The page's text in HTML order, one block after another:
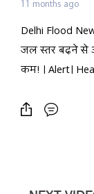
स्तर बढ़ने से
विसर्जन
Heavy
11 months ago
Delhi Flood
जल स्तर बढ़ने से
कम! । Alert।